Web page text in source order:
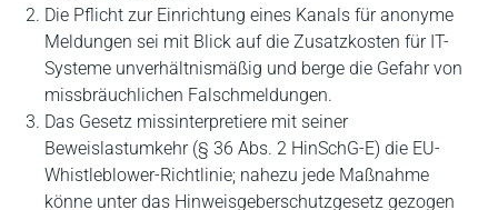
Die Pflicht zur Einrichtung eines Kanals für anonyme
Meldungen sei mit Blick auf die Zusatzkosten für IT-
Systeme unverhältnismäßig und berge die Gefahr von
missbräuchlichen Falschmeldungen.
Das Gesetz missinterpretiere mit seiner
Beweislastumkehr (§ 36 Abs. 2 HinSchG-E) die EU-
Whistleblower-Richtlinie; nahezu jede Maßnahme
könne unter das Hinweisgeberschutzgesetz gezogen